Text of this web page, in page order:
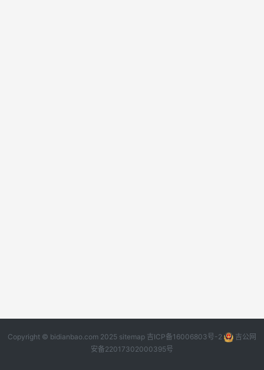
Copyright © bidianbao.com 2025 sitemap 吉ICP备16006803号-2
吉公网
安备22017302000395号